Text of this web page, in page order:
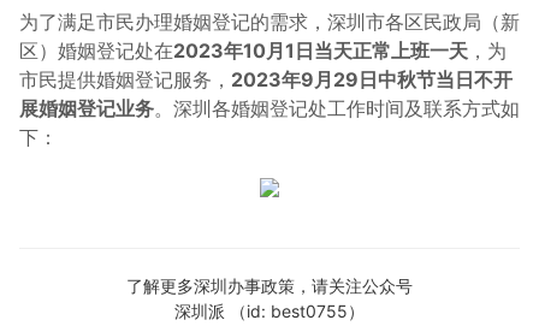
为了满足市民办理婚姻登记的需求，深圳市各区民政局（新
区）婚姻登记处在2023年10月1日当天正常上班一天 ，为
市民提供婚姻登记服务， 2023年9月29日中秋节当日不开
展婚姻登记业务。深圳各婚姻登记处工作时间及联系方式如
下：
了解更多深圳办事政策，请关注公众号
深圳派 （id: best0755）